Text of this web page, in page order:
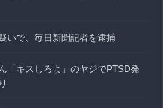
いで、毎日新聞記者を逮捕
「キスしろよ」のヤジでPTSD発